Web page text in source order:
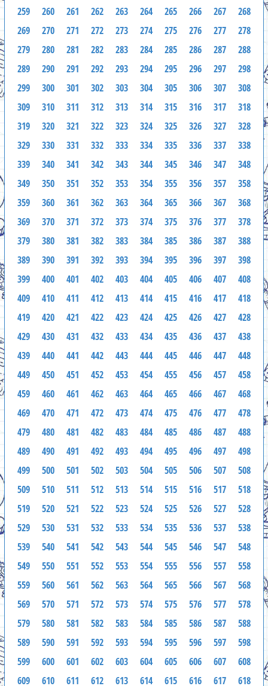
259
260 261 262 263 264 265 266 267
268
269
270 271 272 273 274 275 276 277
278
279
280 281 282 283 284 285 286 287
288
289
290 291 292 293 294 295 296 297
298
299
300 301 302 303 304 305 306 307
308
309
310 311 312 313 314 315 316 317
318
319
320 321 322 323 324 325 326 327
328
329
330 331 332 333 334 335 336 337
338
339
340 341 342 343 344 345 346 347
348
349
350 351 352 353 354 355 356 357
358
359
360 361 362 363 364 365 366 367
368
369
370 371 372 373 374 375 376 377
378
379
380 381 382 383 384 385 386 387
388
389
390 391 392 393 394 395 396 397
398
399
400 401 402 403 404 405 406 407
408
409
410 411 412 413 414 415 416 417
418
419
420 421 422 423 424 425 426 427
428
429
430 431 432 433 434 435 436 437
438
439
440 441 442 443 444 445 446 447
448
449
450 451 452 453 454 455 456 457
458
459
460 461 462 463 464 465 466 467
468
469
470 471 472 473 474 475 476 477
478
479
480 481 482 483 484 485 486 487
488
489
490 491 492 493 494 495 496 497
498
499
500 501 502 503 504 505 506 507
508
509
510 511 512 513 514 515 516 517
518
519
520 521 522 523 524 525 526 527
528
529
530 531 532 533 534 535 536 537
538
539
540 541 542 543 544 545 546 547
548
549
550 551 552 553 554 555 556 557
558
559
560 561 562 563 564 565 566 567
568
569
570 571 572 573 574 575 576 577
578
579
580 581 582 583 584 585 586 587
588
589
590 591 592 593 594 595 596 597
598
599
600 601 602 603 604 605 606 607
608
609
610 611 612 613 614 615 616 617 618